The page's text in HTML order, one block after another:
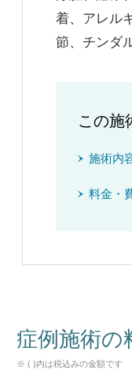
着、アレル
節、チンダ
この施
施術内
料金・
症例施術の
※ ( )内は税込みの金額です